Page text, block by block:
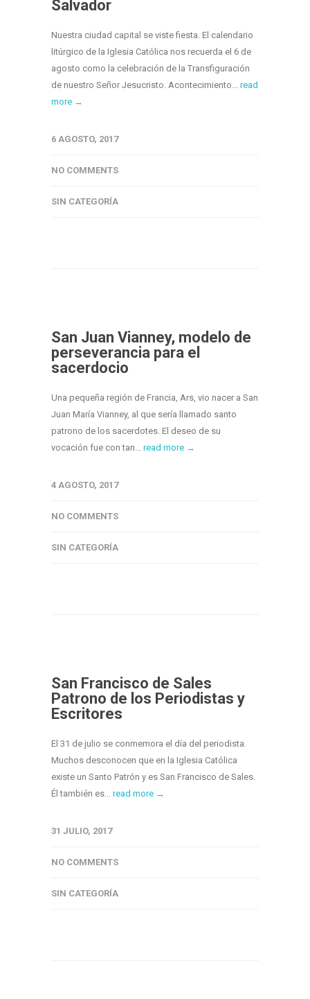
Salvador
Nuestra ciudad capital se viste fiesta. El calendario
litúrgico de la Iglesia Católica nos recuerda el 6 de
agosto como la celebración de la Transfiguración
de nuestro Señor Jesucristo. Acontecimiento... read
more →
6 AGOSTO, 2017
NO COMMENTS
SIN CATEGORÍA
San Juan Vianney, modelo de
perseverancia para el
sacerdocio
Una pequeña región de Francia, Ars, vio nacer a San
Juan María Vianney, al que sería llamado santo
patrono de los sacerdotes. El deseo de su
vocación fue con tan... read more →
4 AGOSTO, 2017
NO COMMENTS
SIN CATEGORÍA
San Francisco de Sales
Patrono de los Periodistas y
Escritores
El 31 de julio se conmemora el día del periodista.
Muchos desconocen que en la Iglesia Católica
existe un Santo Patrón y es San Francisco de Sales.
Él también es... read more →
31 JULIO, 2017
NO COMMENTS
SIN CATEGORÍA